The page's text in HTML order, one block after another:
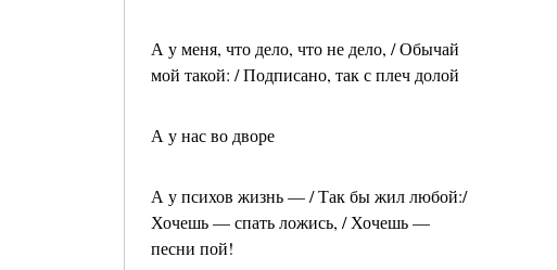
А у меня, что дело, что не дело, / Обычай
мой такой: / Подписано, так с плеч долой
А у нас во дворе
А у психов жизнь — / Так бы жил любой:/
Хочешь — спать ложись, / Хочешь —
песни пой!